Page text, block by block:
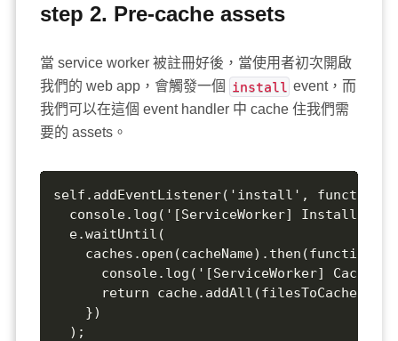
step 2. Pre-cache assets
當 service worker 被註冊好後，當使用者初次開啟
我們的 web app，會觸發一個 install event，而
我們可以在這個 event handler 中 cache 住我們需
要的 assets。
self.addEventListener('install',
  console.log('[ServiceWorker] Install');
  e.waitUntil(
console.log('[ServiceWorker] Caching
      return cache.addAll(filesToCache);
    })
  );